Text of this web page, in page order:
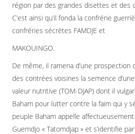
région par des grandes disettes et des
C’est ainsi qu’il fonda la confrérie
confréries sécrètes FAMDJE et
MAKOUINGO.
De même, il ramena d’une prospection
des contrées voisines la semence
valeur nutritive (TOM-DJAP) dont il
Baham pour lutter contre la faim qui y
peuple Baham appelle
Guemdjo « Tatomdjap » et s’identifie